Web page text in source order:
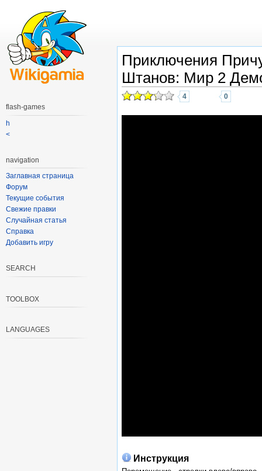
Приключения
Штанов: Мир 2
4 0
Инструкция
flash-games
h
<
navigation
Заглавная страница
Форум
Текущие события
Свежие правки
Случайная статья
Справка
Добавить игру
SEARCH
TOOLBOX
LANGUAGES